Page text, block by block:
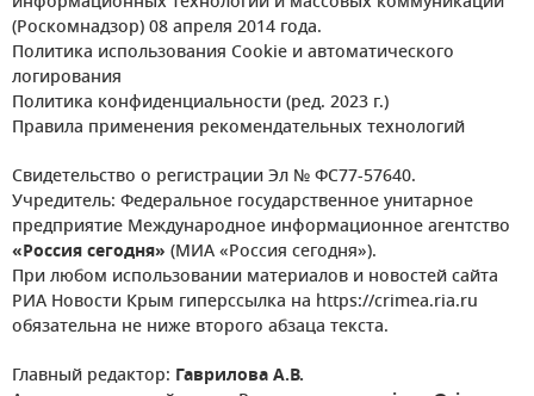
(Роскомнадзор) 08 апреля 2014 года.
Политика использования Cookie и автоматического
логирования
Политика конфиденциальности (ред. 2023 г.)
Правила применения рекомендательных технологий
Свидетельство о регистрации Эл № ФС77-57640.
Учредитель: Федеральное государственное унитарное
предприятие Международное информационное агентство
«Россия сегодня» (МИА «Россия сегодня»).
При любом использовании материалов и новостей сайта
РИА Новости Крым гиперссылка на https://crimea.ria.ru
обязательна не ниже второго абзаца текста.
Главный редактор: Гаврилова А.В.